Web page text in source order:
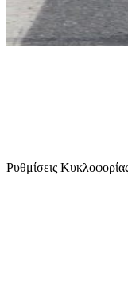
Ρυθμίσεις